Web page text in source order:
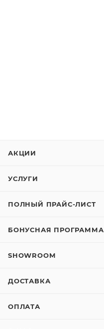
АКЦИИ
УСЛУГИ
ПОЛНЫЙ ПРАЙС-ЛИСТ
БОНУСНАЯ ПРОГРАММА
SHOWROOM
ДОСТАВКА
ОПЛАТА